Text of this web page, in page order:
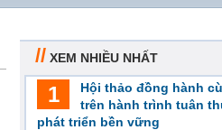
// XEM NHIỀU NHẤT
1
Hội thảo đồng hành
trên hành trình tuân
phát triển bền vững